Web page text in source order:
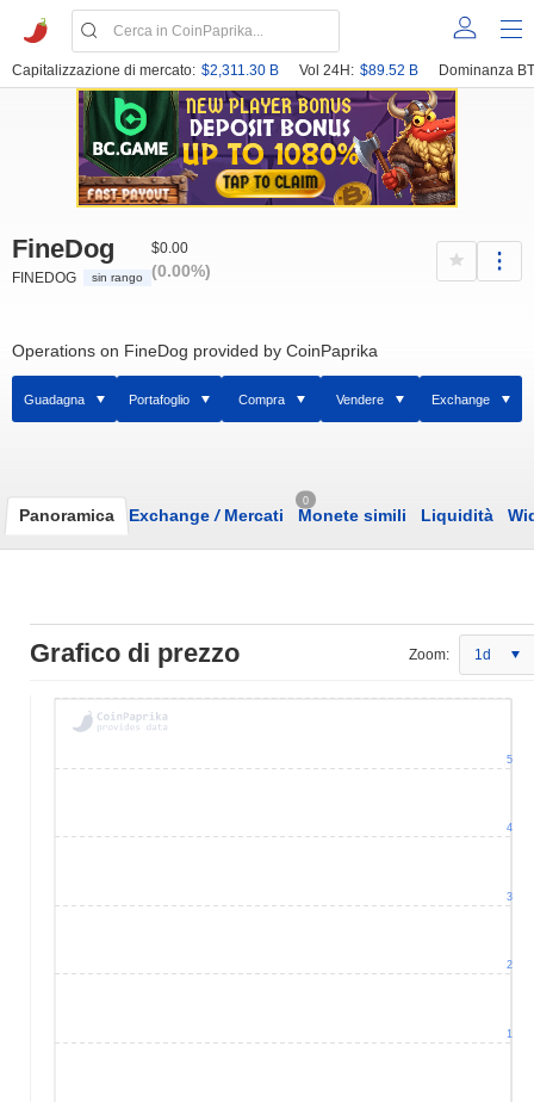
Capitalizzazione di mercato: $2,311.30 B Vol 24H: $89.52 B Dominanza
FineDog
FINEDOG sin rango
$0.00
(0.00%)
Operations on FineDog provided by CoinPaprika
Guadagna Portafoglio Compra Vendere Exchange
Panoramica Exchange /Mercati
0
Monete simili Liquidità
Grafico di prezzo Zoom: 1d
1
2
3
4
5